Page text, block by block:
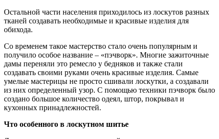
Остальной части населения приходилось из лоскутов разных
тканей создавать необходимые и красивые изделия для
обихода.
Со временем такое мастерство стало очень популярным и
получило особое название – «пэчворк». Многие зажиточные
дамы переняли это ремесло у бедняков и также стали
создавать своими руками очень красивые изделия. Самые
умелые мастерицы не просто сшивали лоскутки, а создавали
из них определенный узор. С помощью техники пэчворк было
создано большое количество одеял, штор, покрывал и
кухонных принадлежностей.
Что особенного в лоскутном шитье